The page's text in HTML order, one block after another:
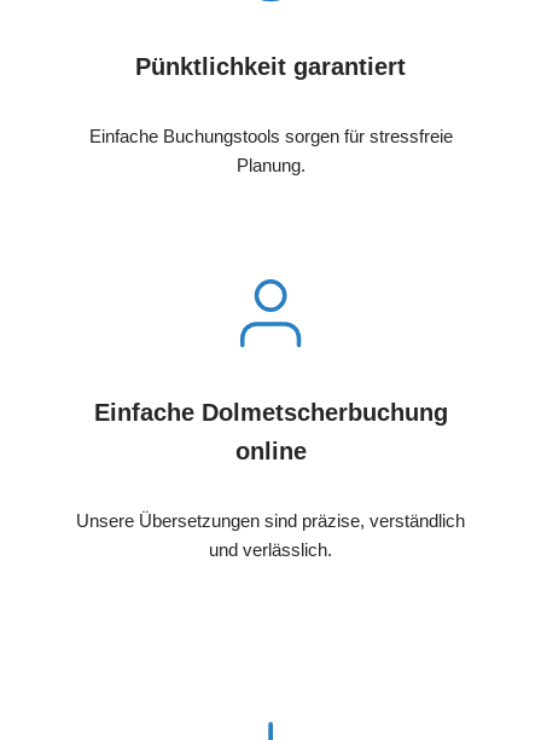
Pünktlichkeit garantiert
Einfache Buchungstools sorgen für stressfreie
Planung.
Einfache Dolmetscherbuchung
online
Unsere Übersetzungen sind präzise, verständlich
und verlässlich.